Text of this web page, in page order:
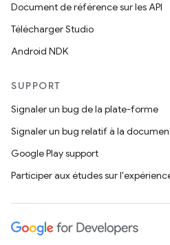
Document de référence sur les API
Télécharger Studio
Android NDK
SUPPORT
Signaler un bug de la plate-forme
Signaler un bug relatif à la
Google Play support
Participer aux études sur